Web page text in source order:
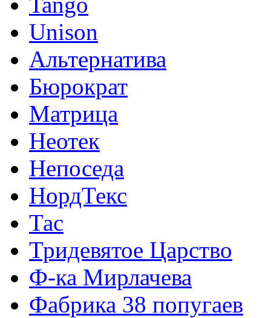
Unison
Альтернатива
Бюрократ
Матрица
Неотек
Непоседа
НордТекс
Тас
Тридевятое Царство
Ф-ка Мирлачева
Фабрика 38 попугаев